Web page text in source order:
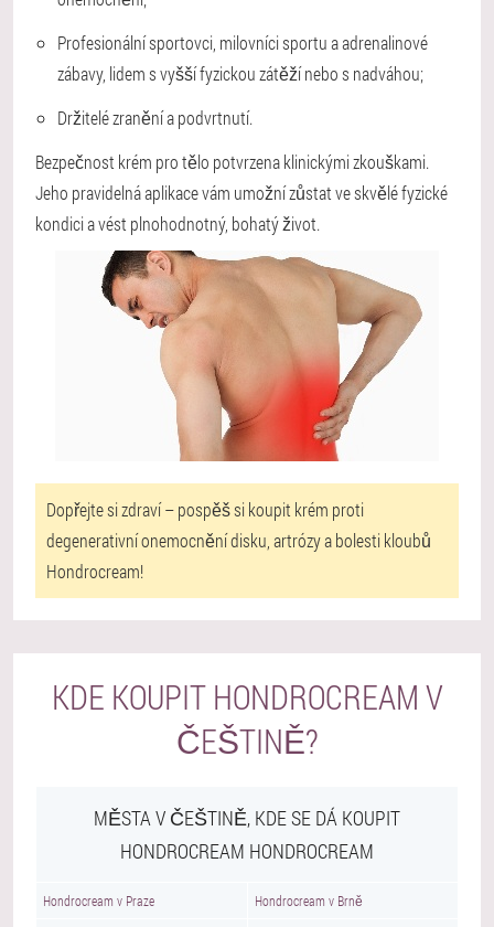
Profesionální sportovci, milovníci sportu a adrenalinové
zábavy, lidem s vyšší fyzickou zátěží nebo s nadváhou;
Držitelé zranění a podvrtnutí.
Bezpečnost krém pro tělo potvrzena klinickými zkouškami.
Jeho pravidelná aplikace vám umožní zůstat ve skvělé fyzické
kondici a vést plnohodnotný, bohatý život.
Dopřejte si zdraví – pospěš si koupit krém proti
degenerativní onemocnění disku, artrózy a bolesti kloubů
Hondrocream!
KDE KOUPIT HONDROCREAM V
ČEŠTINĚ?
MĚSTA V ČEŠTINĚ, KDE SE DÁ KOUPIT
HONDROCREAM HONDROCREAM
Hondrocream v Praze Hondrocream v Brně